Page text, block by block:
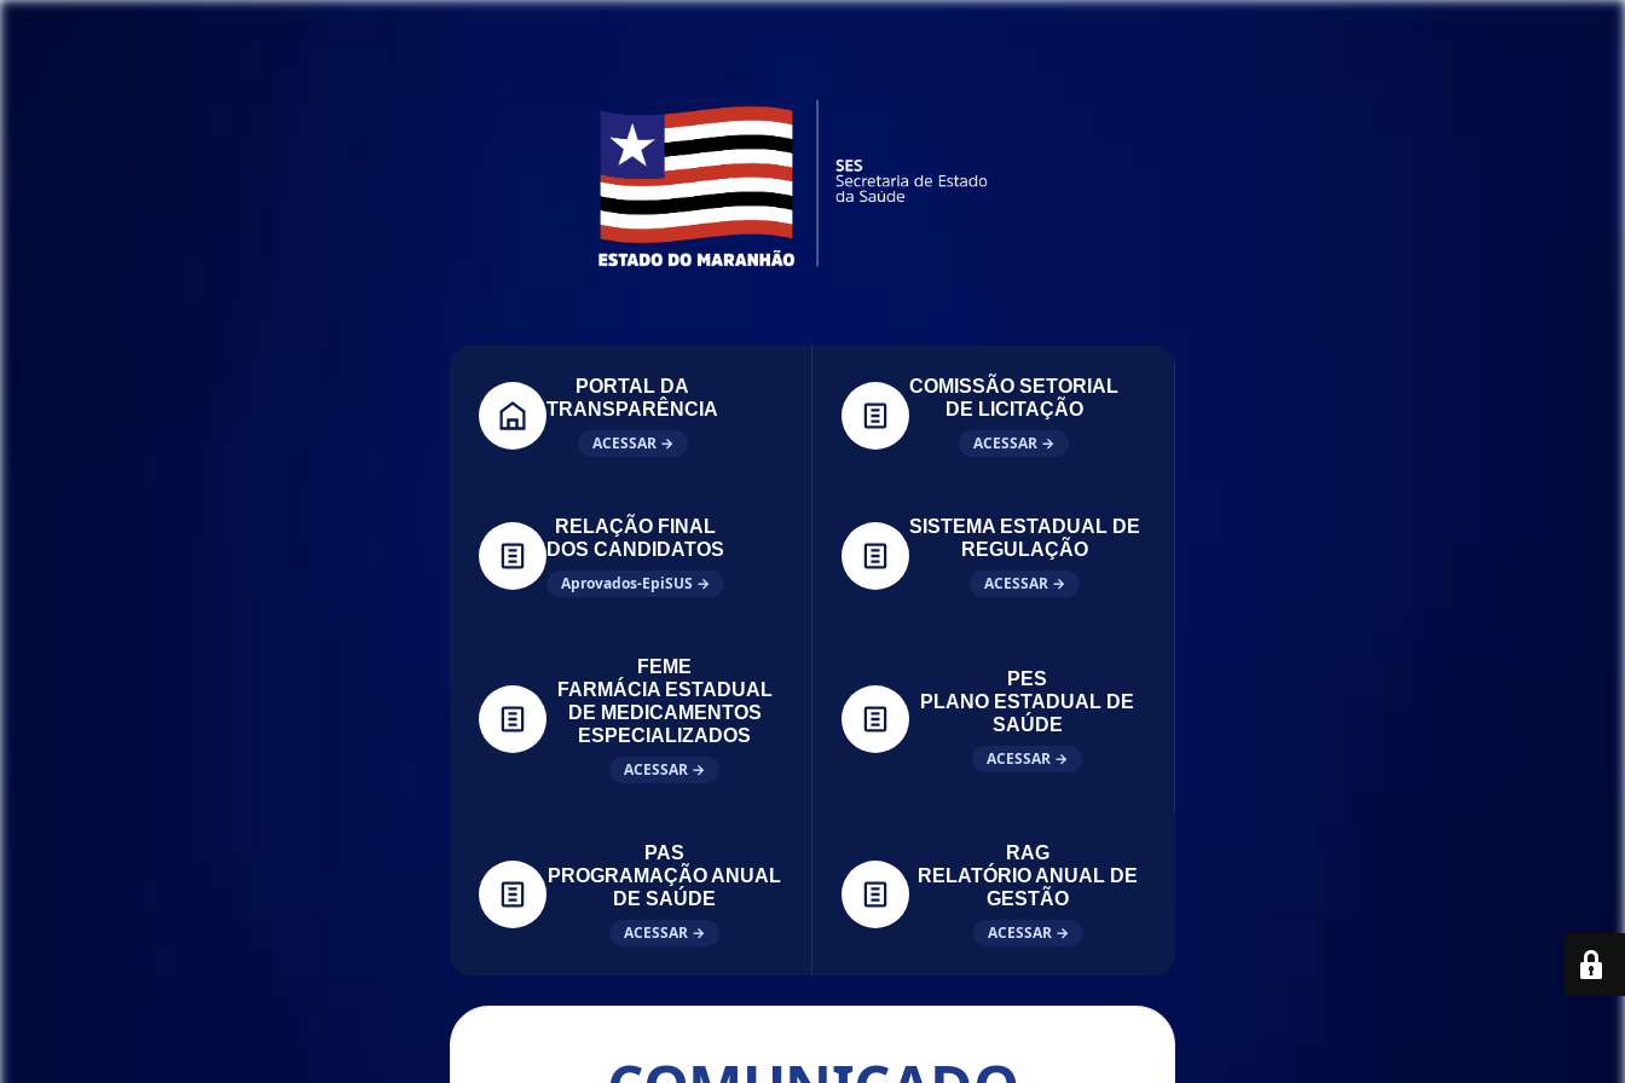
PORTAL DA
TRANSPARÊNCIA
ACESSAR →
COMISSÃO SETORIAL
DE LICITAÇÃO
ACESSAR →
RELAÇÃO FINAL
DOS CANDIDATOS
Aprovados-EpiSUS →
SISTEMA ESTADUAL DE
REGULAÇÃO
ACESSAR →
FEME
FARMÁCIA ESTADUAL
DE MEDICAMENTOS
ESPECIALIZADOS
ACESSAR →
PES
PLANO ESTADUAL DE
SAÚDE
ACESSAR →
PAS
PROGRAMAÇÃO ANUAL
DE SAÚDE
ACESSAR →
RAG
RELATÓRIO ANUAL DE
GESTÃO
ACESSAR →